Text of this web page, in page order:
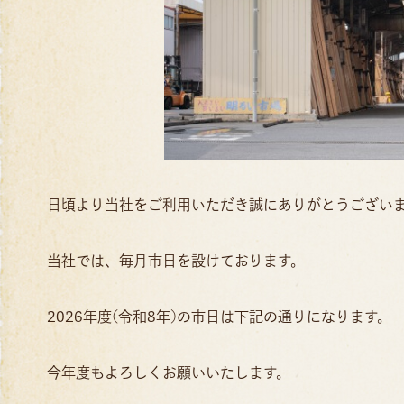
日頃より当社をご利用いただき誠にありがとうござい
当社では、毎月市日を設けております。
2026年度(令和8年)の市日は下記の通りになります。
今年度もよろしくお願いいたします。